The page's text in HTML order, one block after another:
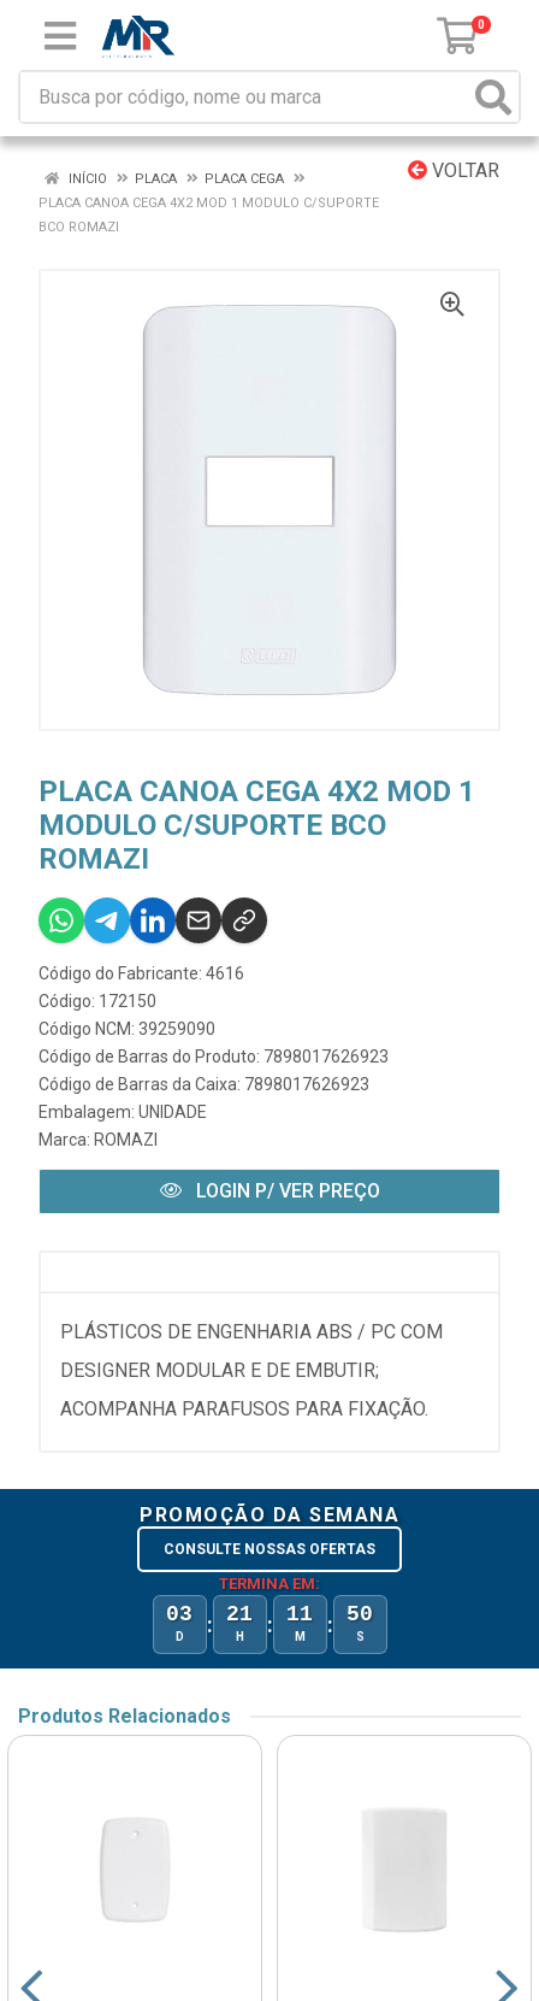
0
VOLTAR
INÍCIO PLACA
PLACA CEGA
PLACA CANOA CEGA 4X2 MOD 1 MODULO C/SUPORTE
BCO ROMAZI
PLACA CANOA CEGA 4X2 MOD 1
MODULO C/SUPORTE BCO
ROMAZI
Código do Fabricante: 4616
Código: 172150
Código NCM: 39259090
Código de Barras do Produto: 7898017626923
Código de Barras da Caixa: 7898017626923
Embalagem: UNIDADE
Marca: ROMAZI
LOGIN P/ VER PREÇO
PLÁSTICOS DE ENGENHARIA ABS / PC COM
DESIGNER MODULAR E DE EMBUTIR;
ACOMPANHA PARAFUSOS PARA FIXAÇÃO.
PROMOÇÃO DA SEMANA
CONSULTE NOSSAS OFERTAS
TERMINA EM:
03
D : 21
H : 11
M : 50
S
Produtos Relacionados